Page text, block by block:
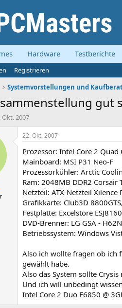
Hardware Testberichte
Registrieren
gut
Okt. 2007
22. Okt. 2007
Prozessor: Intel Core 2 Quad
Mainboard: MSI P31 Neo-F
Prozessorkühler: Arctic
Ram: 2048MB DDR2 Corsair
Netzteil: ATX-Netzteil Xilence
Grafikkarte: Club3D
Festplatte: Excelstore
DVD-Brenner: LG GSA - H62N
Betriebssystem: Windows
Also ich wollte fragen ob ich
gewählt habe.
Also das System sollte
Und ich will unbedingt
Intel Core 2 Duo E6850 @